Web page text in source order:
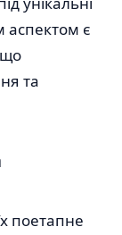
аспектом є
та
поетапне